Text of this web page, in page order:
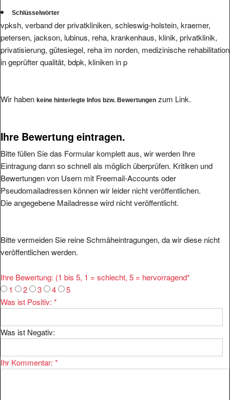
Schlüsselwörter
vpksh, verband der privatkliniken, schleswig-holstein, kraemer,
petersen, jackson, lubinus, reha, krankenhaus, klinik, privatklinik,
privatisierung, gütesiegel, reha im norden, medizinische rehabilitation
in geprüfter qualität, bdpk, kliniken in p
Wir haben keine hinterlegte Infos bzw. Bewertungen zum Link.
Ihre Bewertung eintragen.
Bitte füllen Sie das Formular komplett aus, wir werden Ihre
Eintragung dann so schnell als möglich überprüfen. Kritiken und
Bewertungen von Usern mit Freemail-Accounts oder
Pseudomailadressen können wir leider nicht veröffentlichen.
Die angegebene Mailadresse wird nicht veröffentlicht.
Bitte vermeiden Sie reine Schmäheintragungen, da wir diese nicht
veröffentlichen werden.
Ihre Bewertung: (1 bis 5, 1 = schlecht, 5 = hervorragend*
1
2 3 4
5
Was ist Positiv: *
Was ist Negativ:
Ihr Kommentar: *